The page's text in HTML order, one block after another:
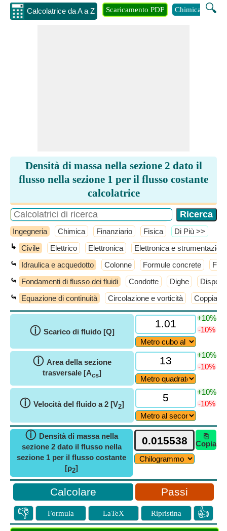
Calcolatrice da A a Z 🔍
Scaricamento PDF Chimica
Densità di massa nella sezione 2 dato il
flusso nella sezione 1 per il flusso costante
calcolatrice
Ingegneria Chimica Finanziario Fisica ​Di Più >>
↳ Civile Elettrico Elettronica Elettronica e
⤿ Idraulica e acquedotto Colonne Formule concrete
⤿ Fondamenti di flusso dei fluidi Condotte Dighe
⤿ Equazione di continuità Circolazione e vorticità Coppia
ⓘ Scarico di fluido [Q]
+10%
-10%
ⓘ Area della sezione
trasversale [Acs]
+10%
-10%
ⓘ Velocità del fluido a 2 [V2]
+10%
-10%
ⓘ Densità di massa nella
sezione 2 dato il flusso nella
sezione 1 per il flusso costante
[ρ2]
⎘
Copia
Passi
👎 Formula LaTeX Ripristina 👍